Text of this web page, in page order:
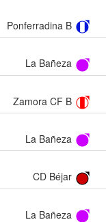
Ponferradina B
La Bañeza
Zamora CF B
La Bañeza
CD Béjar
La Bañeza